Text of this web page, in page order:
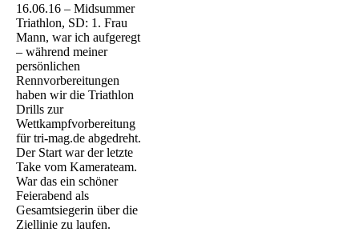
16.06.16 – Midsummer
Triathlon, SD: 1. Frau
Mann, war ich aufgeregt
– während meiner
persönlichen
Rennvorbereitungen
haben wir die Triathlon
Drills zur
Wettkampfvorbereitung
für tri-mag.de abgedreht.
Der Start war der letzte
Take vom Kamerateam.
War das ein schöner
Feierabend als
Gesamtsiegerin über die
Ziellinie zu laufen.